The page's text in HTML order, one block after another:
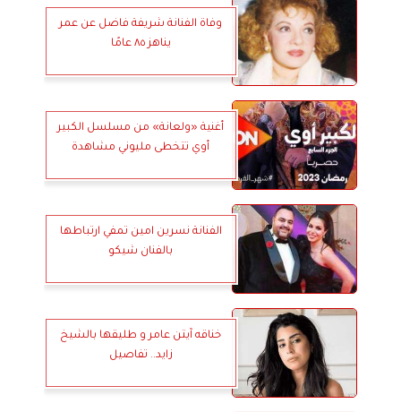
وفاة الفنانة شريفة فاضل عن عمر
يناهز ٨٥ عامًا
أغنية «ولعانة» من مسلسل الكبير
أوي تتخطى مليوني مشاهدة
الفنانة نسرين امين تمفي ارتباطها
بالفنان شيكو
خناقه آيتن عامر و طليقها بالشيخ
زايد.. تفاصيل